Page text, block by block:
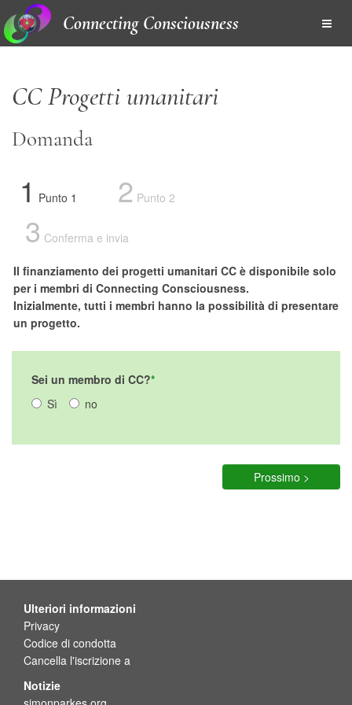
Connecting Consciousness
CC Progetti umanitari
Domanda
1 Punto 1 2 Punto 2
3 Conferma e invia
Il finanziamento dei progetti umanitari CC è disponibile solo
per i membri di Connecting Consciousness.
Inizialmente, tutti i membri hanno la possibilità di presentare
un progetto.
Sei un membro di CC?
Sì
no
Prossimo >
Ulteriori informazioni
Privacy
Codice di condotta
Cancella l'iscrizione a
Notizie